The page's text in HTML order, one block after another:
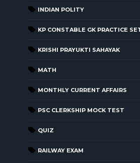
INDIAN POLITY
KP CONSTABLE GK PRACTICE
KRISHI PRAYUKTI SAHAYAK
MATH
MONTHLY CURRENT AFFAIRS
PSC CLERKSHIP MOCK TEST
QUIZ
RAILWAY EXAM